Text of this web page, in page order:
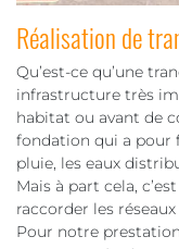
Réalisation de
Qu’est-ce qu’une
infrastructure très
habitat ou avant de
fondation qui a pour
pluie, les eaux
Mais à part cela,
raccorder les
Pour notre